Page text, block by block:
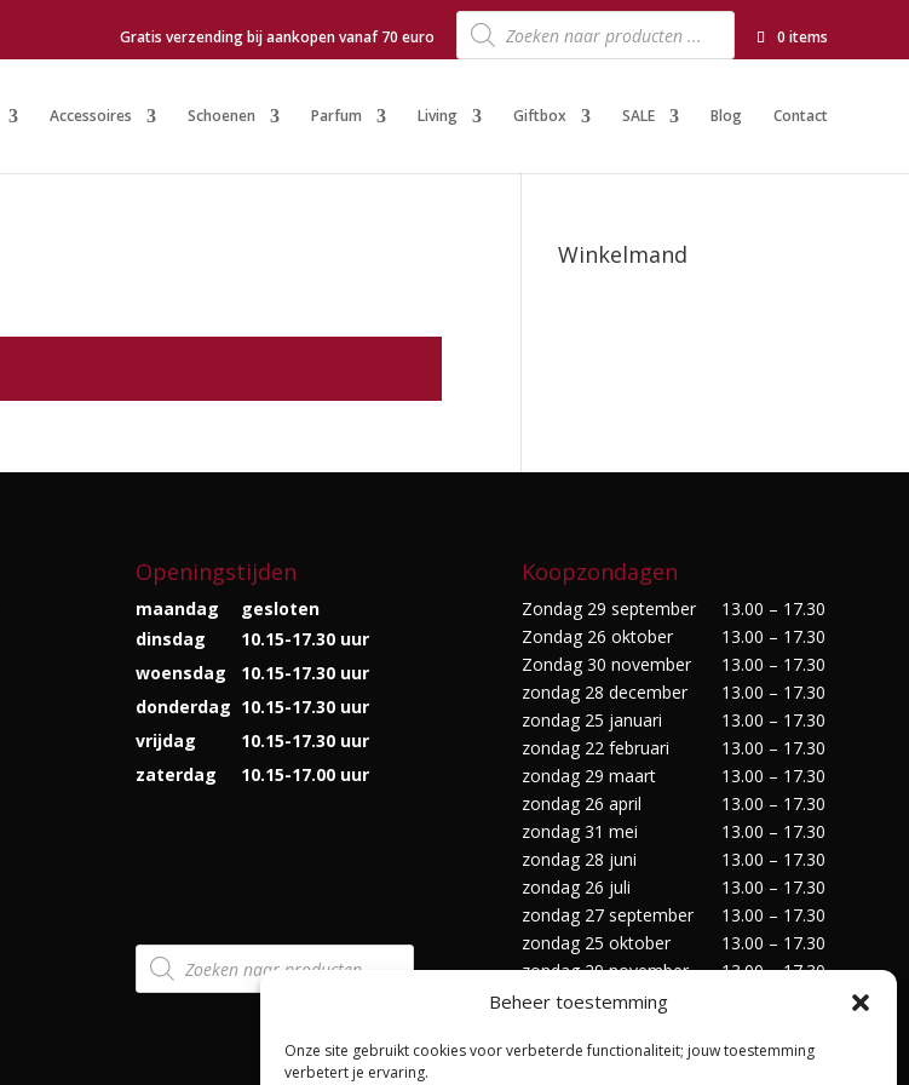
Beheer toestemming
Onze site gebruikt cookies voor verbeterde functionaliteit; jouw toestemming
verbetert je ervaring.
Gratis verzending bij aankopen vanaf 70 euro
Producten
zoeken 0 items
Accessoires Schoenen Parfum Living Giftbox SALE Blog Contact
Winkelmand
Openingstijden
maandag
gesloten
dinsdag
10.15-17.30 uur
woensdag
10.15-17.30 uur
donderdag 10.15-17.30 uur
vrijdag
10.15-17.30 uur
zaterdag
10.15-17.00 uur
Producten
zoeken
Koopzondagen
Zondag 29 september
13.00 – 17.30
Zondag 26 oktober
13.00 – 17.30
Zondag 30 november
13.00 – 17.30
zondag 28 december
13.00 – 17.30
zondag 25 januari
13.00 – 17.30
zondag 22 februari
13.00 – 17.30
zondag 29 maart
13.00 – 17.30
zondag 26 april
13.00 – 17.30
zondag 31 mei
13.00 – 17.30
zondag 28 juni
13.00 – 17.30
zondag 26 juli
13.00 – 17.30
zondag 27 september
13.00 – 17.30
zondag 25 oktober
13.00 – 17.30
zondag 29 november
13.00 – 17.30
zondag 27 december